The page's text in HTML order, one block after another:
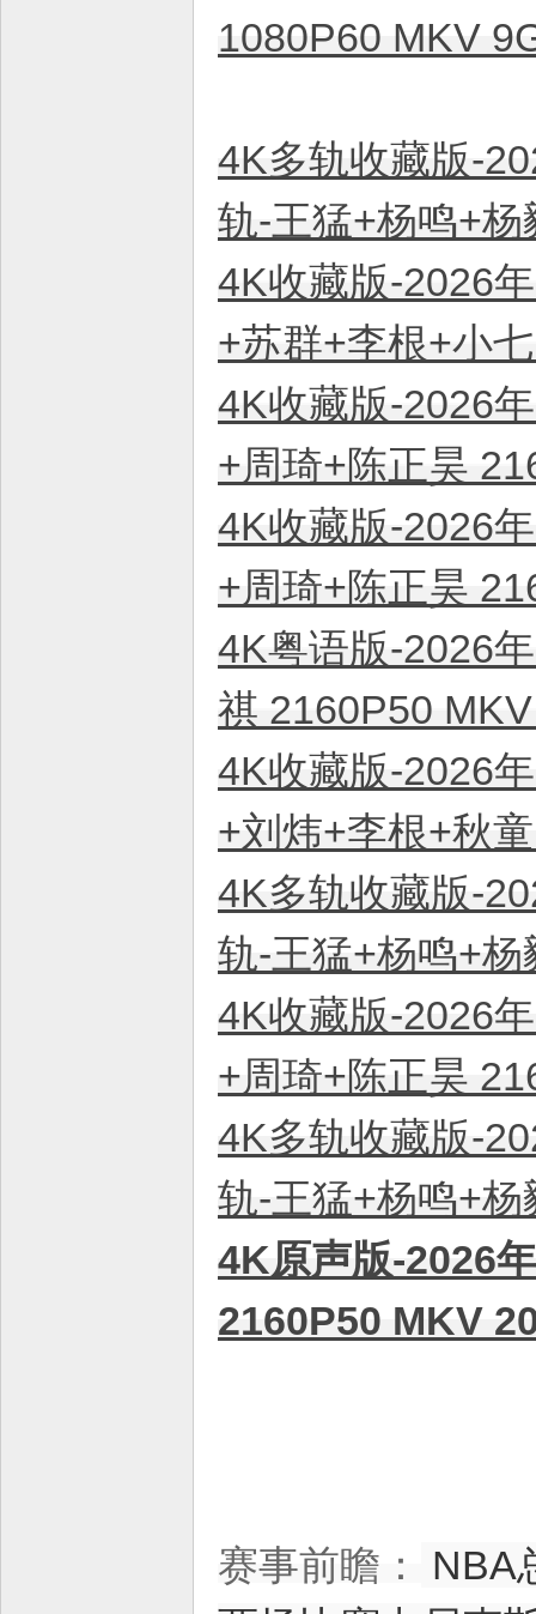
1080P60 MKV
4K多轨收藏版-
轨-王猛+杨鸣+
4K收藏版-2026
+苏群+李根+小
4K收藏版-2026
+周琦+陈正昊
4K收藏版-2026
+周琦+陈正昊
4K粤语版-2026
祺 2160P50
4K收藏版-2026
+刘炜+李根+秋
4K多轨收藏版-
轨-王猛+杨鸣+
4K收藏版-2026
+周琦+陈正昊
4K多轨收藏版-
轨-王猛+杨鸣+
4K原声版-2026
2160P50 MKV
赛事前瞻：
NBA